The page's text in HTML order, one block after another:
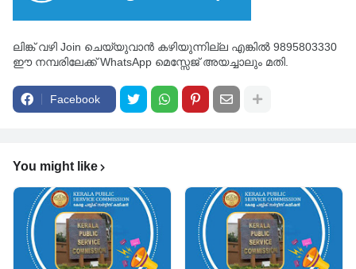
ലിങ്ക് വഴി Join ചെയ്യുവാൻ കഴിയുന്നില്ല എങ്കിൽ 9895803330
ഈ നമ്പരിലേക്ക് WhatsApp മെസ്സേജ് അയച്ചാലും മതി.
Facebook
You might like